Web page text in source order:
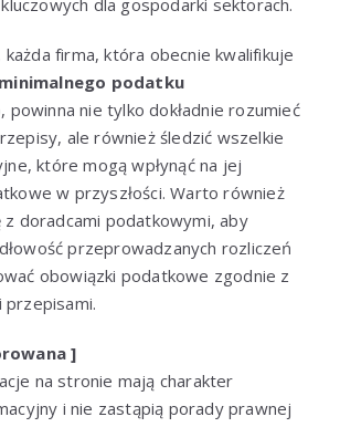
firma, która obecnie kwalifikuje
minimalnego podatku
, powinna nie tylko dokładnie rozumieć
ale również śledzić wszelkie
które mogą wpłynąć na jej
w przyszłości. Warto również
z doradcami podatkowymi, aby
przeprowadzanych rozliczeń
obowiązki podatkowe zgodnie z
przepisami.
]
na stronie mają charakter
i nie zastąpią porady prawnej